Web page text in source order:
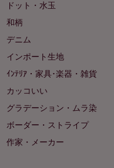
ドット・水玉
和柄
デニム
インポート生地
ｲﾝﾃﾘｱ・家具･楽器・雑貨
カッコいい
グラデーション・ムラ染
ボーダー・ストライプ
作家・メーカー